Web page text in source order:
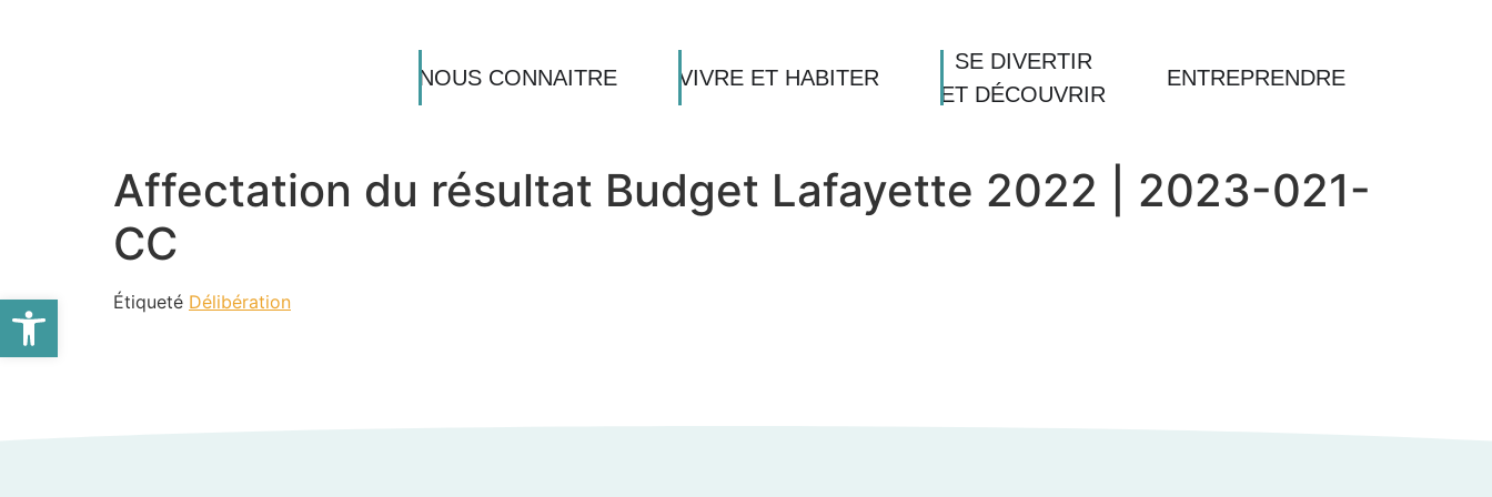
NOUS CONNAITRE VIVRE ET HABITER
SE DIVERTIR
ET DÉCOUVRIR
ENTREPRENDRE
Affectation du résultat Budget Lafayette 2022 | 2023-021-
CC
Étiqueté Délibération
Ouvrir la barre d’outils